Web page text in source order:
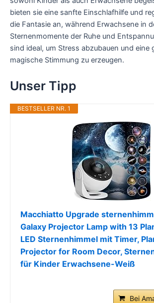
bieten sie eine sanfte Einschlafhilfe und
die Fantasie an, während Erwachsene in
Sternenmomente der Ruhe und
sind ideal, um Stress abzubauen und eine
magische Stimmung zu erzeugen.
Unser Tipp
BESTSELLER NR. 1
Macchiatto Upgrade
Galaxy Projector Lamp with 13
LED Sternenhimmel mit Timer,
Projector for Room Decor,
für Kinder Erwachsene-Weiß
Bei